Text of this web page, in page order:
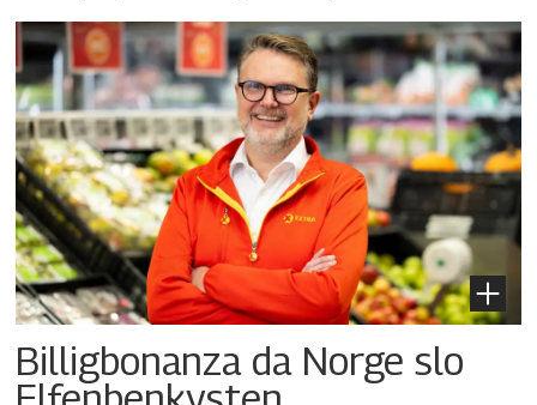
Billigbonanza da Norge slo